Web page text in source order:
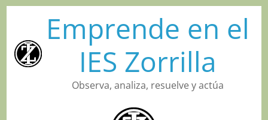
contenidoEmprende en el
IES Zorrilla
Observa, analiza, resuelve y actúa